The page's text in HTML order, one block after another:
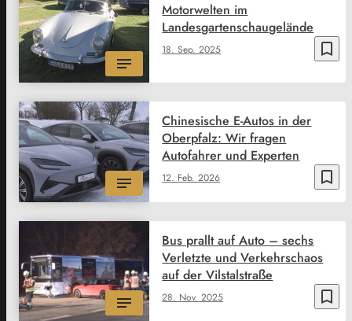
bookmark_border
18. Sep. 2025
Motorwelten im
Landesgartenschaugelände
bookmark_border
12. Feb. 2026
Chinesische E-Autos in der
Oberpfalz: Wir fragen
Autofahrer und Experten
bookmark_border
28. Nov. 2025
Bus prallt auf Auto – sechs
Verletzte und Verkehrschaos
auf der Vilstalstraße